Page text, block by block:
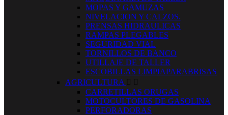
MOPAS Y GAMUZAS
NIVELACION Y CALZOS.
PRENSAS HIDRAULICAS
RAMPAS PLEGABLES
SEGURIDAD VIAL
TORNILLOS DE BANCO
UTILLAJE DE TALLER
ESCOBILLAS LIMPIAPARABRISAS
AGRICULTURA  
CARRETILLAS ORUGAS
MOTOCULTORES DE GASOLINA
PERFORADORAS